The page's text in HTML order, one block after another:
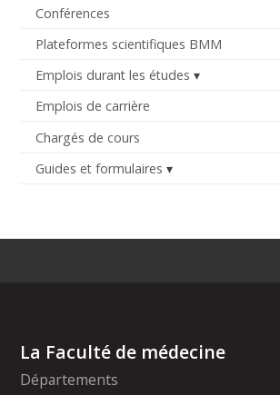
Conférences
Plateformes scientifiques BMM
Emplois durant les études
Emplois de carrière
Chargés de cours
Guides et formulaires
La Faculté de médecine
Départements